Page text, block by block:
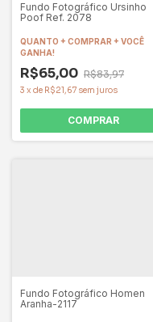
Fundo Fotográfico Ursinho
Poof Ref. 2078
QUANTO + COMPRAR + VOCÊ
GANHA!
R$65,00 R$83,97
3 x de R$21,67 sem juros
COMPRAR
Fundo Fotográfico Homen
Aranha-2117